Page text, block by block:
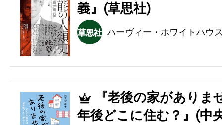
義』(草思社)
ハーヴィー・ホワイトハウ
5
『老後の家があり
年後どこに住む？』(中